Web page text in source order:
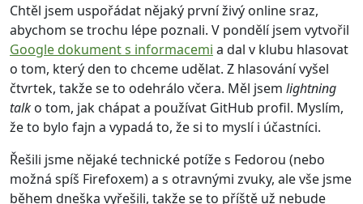
Chtěl jsem uspořádat nějaký první živý online sraz,
abychom se trochu lépe poznali. V pondělí jsem vytvořil
Google dokument s informacemi a dal v klubu hlasovat
o tom, který den to chceme udělat. Z hlasování vyšel
čtvrtek, takže se to odehrálo včera. Měl jsem lightning
talk o tom, jak chápat a používat GitHub profil. Myslím,
že to bylo fajn a vypadá to, že si to myslí i účastníci.
Řešili jsme nějaké technické potíže s Fedorou (nebo
možná spíš Firefoxem) a s otravnými zvuky, ale vše jsme
během dneška vyřešili, takže se to příště už nebude